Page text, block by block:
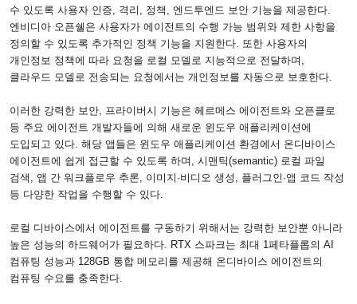
수 있도록 사용자 인증
격리 정책 엔드투엔드 보안 기능을 제공한다
엔비디아 오픈쉘은 사용자가 에이전트의 수행 가능 범위와 제한 사항을
정의할 수 있도록 추가적인 정책 기능을 지원한다 또한 사용자의
개인정보 정책에 따라 요청을 로컬 모델로 지능적으로 전달하며
클라우드 모델로 전송되는 요청에서는 개인정보를 자동으로 보호한다
이러한 강력한 보안
프라이버시 기능은 헤르메스 에이전트와 오픈클로
등 주요 에이전트 개발자들에 의해 새로운 윈도우 애플리케이션에
도입되고 있다 해당 앱들은 윈도우 애플리케이션 환경에서 온디바이스
에이전트에 쉽게 접근할 수 있도록 하며
시맨틱(semantic) 로컬 파일
검색
앱 간 워크플로우 추론 이미지·비디오 생성
플러그인·앱 코드 작성
등 다양한 작업을 수행할 수 있다
로컬 디바이스에서 에이전트를 구동하기 위해서는 강력한 보안뿐 아니라
높은 성능의 하드웨어가 필요하다 . RTX 스파크는 최대 1페타플롭의 AI
컴퓨팅 성능과 128GB 통합 메모리를 제공해 온디바이스 에이전트의
컴퓨팅 수요를 충족한다